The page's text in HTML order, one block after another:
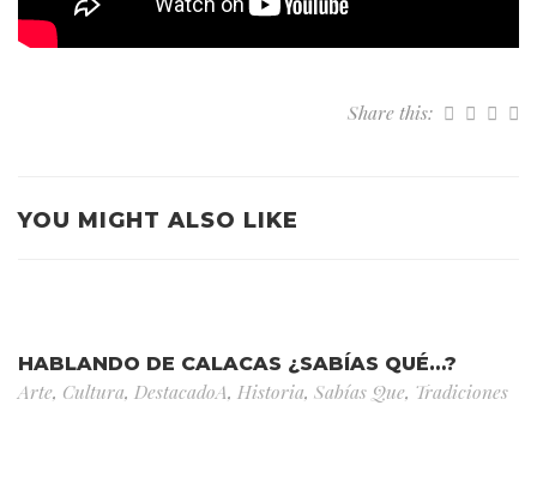
Share this:
YOU MIGHT ALSO LIKE
HABLANDO DE CALACAS ¿SABÍAS QUÉ…?
Arte, Cultura, DestacadoA, Historia, Sabías Que, Tradiciones